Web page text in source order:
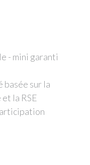
- mini garanti
basée sur la
la RSE